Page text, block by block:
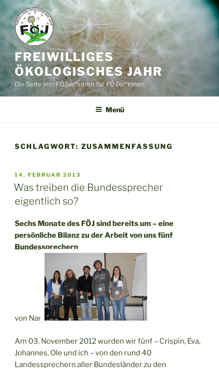
Inhalt
springen
FREIWILLIGES
ÖKOLOGISCHES JAHR
Die Seite von FÖJler*innen für FÖJler*innen
Menü
SCHLAGWORT: ZUSAMMENFASSUNG
VERÖFFENTLICHT
AM
14. FEBRUAR 2013
Was treiben die Bundessprecher
eigentlich so?
Sechs Monate des FÖJ sind bereits um – eine
persönliche Bilanz zu der Arbeit von uns fünf
Bundessprechern
von Nani
Am 03. November 2012 wurden wir fünf – Crispin, Eva,
Johannes, Ole und ich – von den rund 40
Landessprechern aller Bundesländer zu den